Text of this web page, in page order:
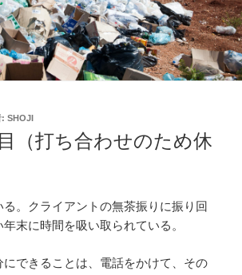
: SHOJI
（打ち合わせのため休
。クライアントの無茶振りに振り回
末に時間を吸い取られている。
にできることは、電話をかけて、その